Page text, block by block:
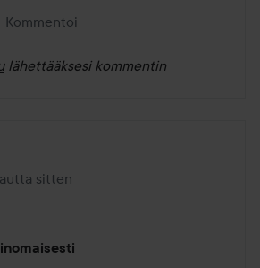
Kommentoi
lähettääksesi kommentin
sitten
8 kuukautta sitten